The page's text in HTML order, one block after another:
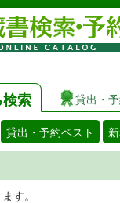
検索 貸出・
貸出・予約ベスト
ることがで